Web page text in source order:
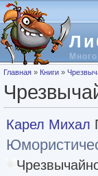
Перейти к основному
Вы здесь
Главная » Книги »
Карел Михал